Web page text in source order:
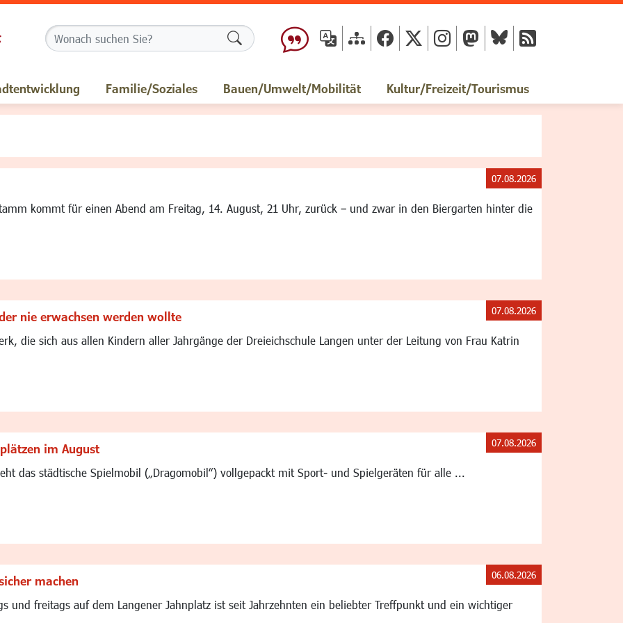
Formularschaltfläche
Familie/Soziales Bauen/Umwelt/Mobilität Kultur/Freizeit/Tourismus
kommt für einen Abend am Freitag, 14. August, 21 Uhr, zurück – und zwar in den Biergarten hinter die
07.08.2026
nie erwachsen werden wollte
die sich aus allen Kindern aller Jahrgänge der Dreieichschule Langen unter der Leitung von Frau Katrin
07.08.2026
im August
das städtische Spielmobil („Dragomobil“) vollgepackt mit Sport- und Spielgeräten für alle ...
07.08.2026
machen
und freitags auf dem Langener Jahnplatz ist seit Jahrzehnten ein beliebter Treffpunkt und ein wichtiger
06.08.2026